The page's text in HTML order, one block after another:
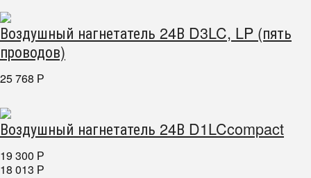
Воздушный нагнетатель 24В D3LC, LP (пять
проводов)
25 768 Р
Воздушный нагнетатель 24В D1LCcompact
19 300 Р
18 013 Р